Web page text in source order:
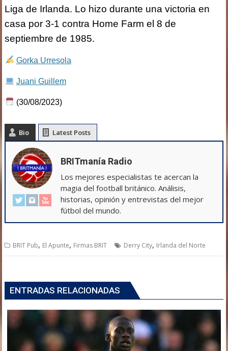
Liga de Irlanda. Lo hizo durante una victoria en
casa por 3-1 contra Home Farm el 8 de
septiembre de 1985.
Gorka Urresola
Juani Guillem
(30/08/2023)
Bio Latest Posts
BRITmanía Radio
Los mejores especialistas te acercan la
magia del football británico. Análisis,
historias, opinión y entrevistas del mejor
fútbol del mundo.
BRIT Pub, El Apunte, Firmas BRIT Derry City, Irlanda del Norte
ENTRADAS RELACIONADAS